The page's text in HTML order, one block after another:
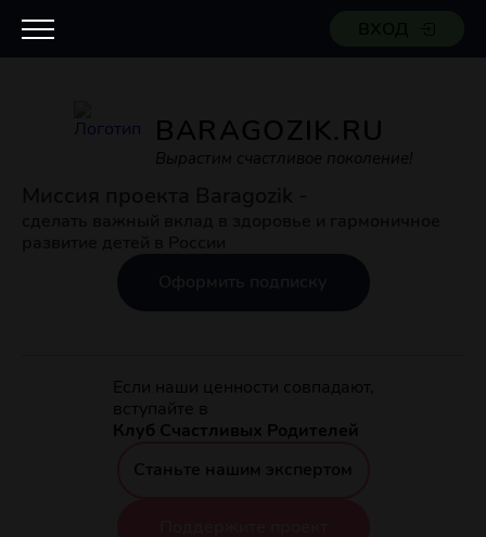
BARAGOZIK.RU
Вырастим счастливое поколение!
Если наши ценности совпадают,
вступайте в
Клуб Счастливых Родителей
Станьте нашим экспертом